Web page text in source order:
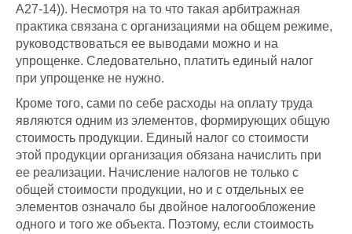
А27-14)). Несмотря на то что такая арбитражная
практика связана с организациями на общем режиме,
руководствоваться ее выводами можно и на
упрощенке. Следовательно, платить единый налог
при упрощенке не нужно.
Кроме того, сами по себе расходы на оплату труда
являются одним из элементов, формирующих общую
стоимость продукции. Единый налог со стоимости
этой продукции организация обязана начислить при
ее реализации. Начисление налогов не только с
общей стоимости продукции, но и с отдельных ее
элементов означало бы двойное налогообложение
одного и того же объекта. Поэтому, если стоимость